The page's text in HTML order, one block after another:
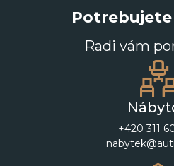
Radi vám
+420 311